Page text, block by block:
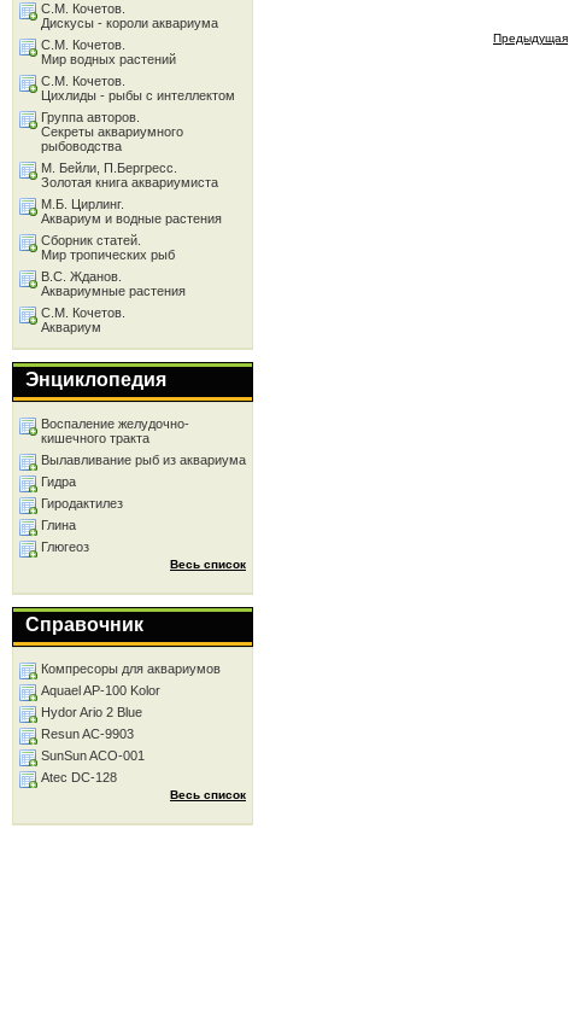
Предыдущая
С.М. Кочетов.
Дискусы - короли аквариума
С.М. Кочетов.
Мир водных растений
С.М. Кочетов.
Цихлиды - рыбы с интеллектом
Группа авторов.
Секреты аквариумного
рыбоводства
М. Бейли, П.Бергресс.
Золотая книга аквариумиста
М.Б. Цирлинг.
Аквариум и водные растения
Сборник статей.
Мир тропических рыб
В.С. Жданов.
Аквариумные растения
С.М. Кочетов.
Аквариум
Энциклопедия
Воспаление желудочно-
кишечного тракта
Вылавливание рыб из аквариума
Гидра
Гиродактилез
Глина
Глюгеоз
Весь список
Справочник
Компресоры для аквариумов
Aquael AP-100 Kolor
Hydor Ario 2 Blue
Resun AC-9903
SunSun ACO-001
Atec DC-128
Весь список